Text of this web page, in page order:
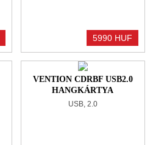
5990 HUF
VENTION CDRBF USB2.0
HANGKÁRTYA
USB, 2.0